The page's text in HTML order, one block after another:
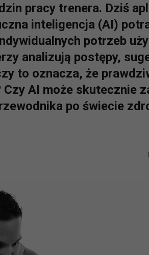
pracy trenera. Dziś
inteligencja (AI)
potrzeb
analizują postępy,
to oznacza, że
AI może skutecznie
po świecie